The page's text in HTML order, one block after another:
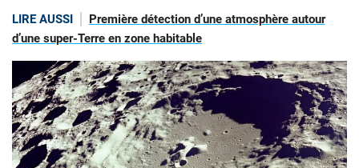
LIRE AUSSI
Première détection d’une atmosphère autour
d’une super-Terre en zone habitable